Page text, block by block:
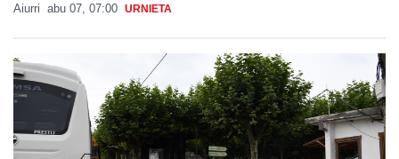
Aiurri abu 07, 07:00 URNIETA